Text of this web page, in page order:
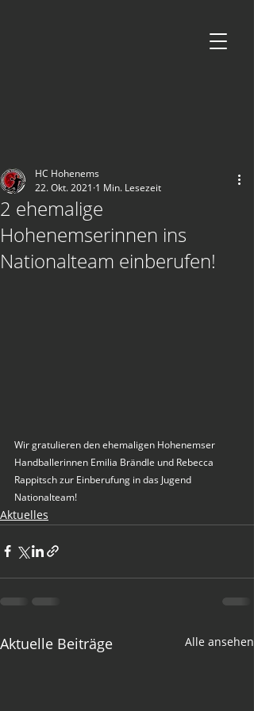
2 ehemalige
Hohenemserinnen ins
Nationalteam einberufen!
HC Hohenems
22. Okt. 2021 1 Min. Lesezeit
Wir gratulieren den ehemaligen Hohenemser
Handballerinnen Emilia Brändle und Rebecca
Rappitsch zur Einberufung in das Jugend
Nationalteam!
Aktuelles
Aktuelle Beiträge Alle ansehen